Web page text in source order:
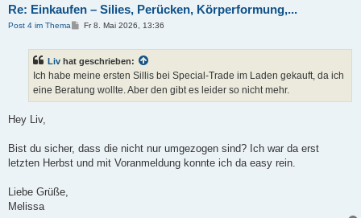
Re: Einkaufen – Silies, Perücken, Körperformung,...
Post 4 im Thema
B
r
a
Fr 8. Mai 2026, 13:36
Liv hat geschrieben:
Ich habe meine ersten Sillis bei Special-Trade im Laden gekauft, da ich
eine Beratung wollte. Aber den gibt es leider so nicht mehr.
Hey Liv,
Bist du sicher, dass die nicht nur umgezogen sind? Ich war da erst
letzten Herbst und mit Voranmeldung konnte ich da easy rein.
Liebe Grüße,
Melissa